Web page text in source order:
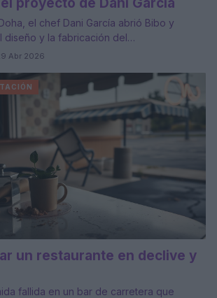
proyecto de Dani García
el chef Dani García abrió Bibo y
diseño y la fabricación del…
Abr 2026
un restaurante en declive y
fallida en un bar de carretera que